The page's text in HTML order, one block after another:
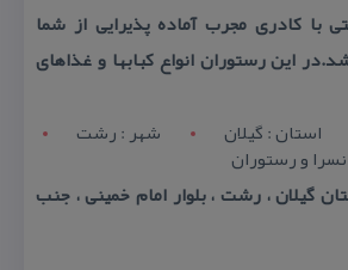
كادری مجرب آماده پذیرایی از شما
این رستوران انواع كبابها و غذاهای
استان : گيلان شهر : رشت
و رستوران
گیلان ، رشت ، بلوار امام خمینی ، جنب